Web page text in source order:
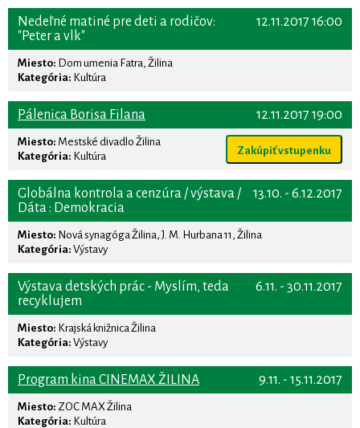
12.11.2017 16:00
Nedeľné matiné pre deti a rodičov:
"Peter a vlk"
Miesto: Dom umenia Fatra, Žilina
Kategória: Kultúra
12.11.2017 19:00
Pálenica Borisa Filana
Zakúpiť vstupenku
Miesto: Mestské divadlo Žilina
Kategória: Kultúra
13.10. - 6.12.2017
Globálna kontrola a cenzúra / výstava /
Dáta : Demokracia
Miesto: Nová synagóga Žilina, J. M. Hurbana 11, Žilina
Kategória: Výstavy
6.11. - 30.11.2017
Výstava detských prác - Myslím, teda
recyklujem
Miesto: Krajská knižnica Žilina
Kategória: Výstavy
9.11. - 15.11.2017
Program kina CINEMAX ŽILINA
Miesto: ZOC MAX Žilina
Kategória: Kultúra